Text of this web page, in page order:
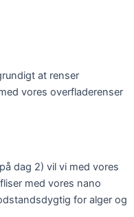
at renser
vores overfladerenser
dag 2) vil vi med vores
med vores nano
for alger og